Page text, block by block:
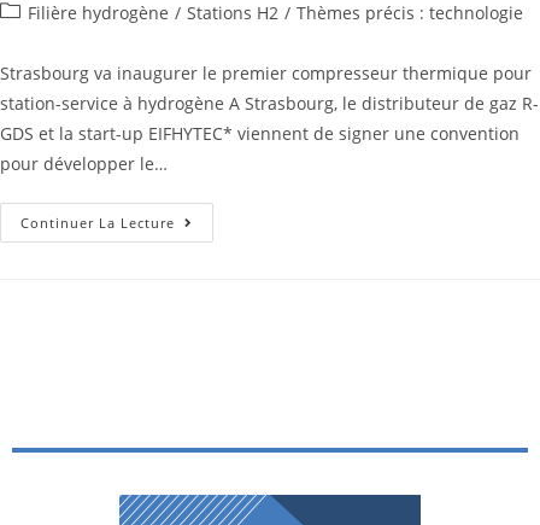
Filière hydrogène / Stations H2 / Thèmes précis : technologie
Strasbourg va inaugurer le premier compresseur thermique pour
station-service à hydrogène A Strasbourg, le distributeur de gaz R-
GDS et la start-up EIFHYTEC* viennent de signer une convention
pour développer le…
Continuer La Lecture